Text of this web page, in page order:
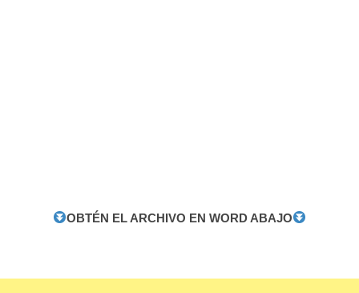
OBTÉN EL ARCHIVO EN WORD ABAJO